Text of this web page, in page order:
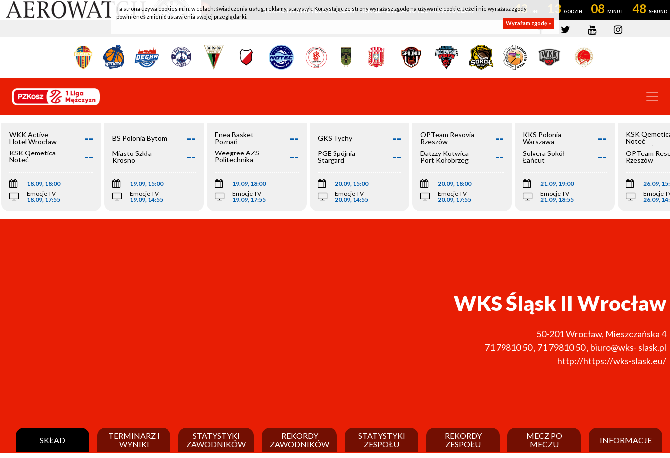
WKK ACTIVE HOTEL WROCŁAW - KSK QEMETICA NOTEĆ INOWROCŁAW 43 13 08 47
WKK Active
Hotel Wrocław
--
KSK Qemetica
Noteć
Inowrocław
--
18.09, 18:00
Emocje TV
18.09, 17:55
BS Polonia Bytom --
Miasto Szkła
Krosno
--
19.09, 15:00
Emocje TV
19.09, 14:55
Enea Basket
Poznań
--
Weegree AZS
Politechnika
--
19.09, 18:00
Emocje TV
19.09, 17:55
GKS Tychy --
PGE Spójnia
Stargard
--
20.09, 15:00
Emocje TV
20.09, 14:55
OPTeam Resovia
Rzeszów
--
Datzzy Kotwica
Port Kołobrzeg
--
20.09, 18:00
Emocje TV
20.09, 17:55
KKS Polonia
Warszawa
--
Solvera Sokół
Łańcut
--
21.09, 19:00
Emocje TV
21.09, 18:55
KSK
Noteć
Inowrocław
OPTeam
Rzeszów
26.09,
Emocje
26.09,
WKS Śląsk II Wrocław
50-201Wrocław, Mieszczańska 4
71 79810 50, 71 79810 50, biuro@wks- slask.pl
http://https://wks-slask.eu/
SKŁAD
TERMINARZ I
WYNIKI
STATYSTYKI
ZAWODNIKÓW
REKORDY
ZAWODNIKÓW
STATYSTYKI
ZESPOŁU
REKORDY
ZESPOŁU
MECZ PO
MECZU
INFORMACJE
Ta strona używa cookies m.in. w celach: świadczenia usług, reklamy, statystyk. Korzystając ze strony wyrażasz zgodę na używanie cookie. Jeżeli nie wyrażasz zgody
powinieneś zmienić ustawienia swojej przeglądarki.
Wyrażam zgodę »